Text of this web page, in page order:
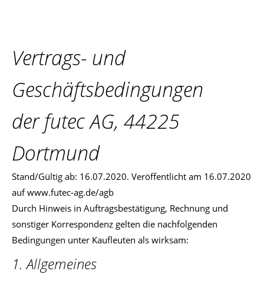
Vertrags- und
Geschäftsbedingungen
der futec AG, 44225
Dortmund
Stand/Gültig ab: 16.07.2020. Veröffentlicht am 16.07.2020
auf www.futec-ag.de/agb
Durch Hinweis in Auftragsbestätigung, Rechnung und
sonstiger Korrespondenz gelten die nachfolgenden
Bedingungen unter Kaufleuten als wirksam:
1. Allgemeines